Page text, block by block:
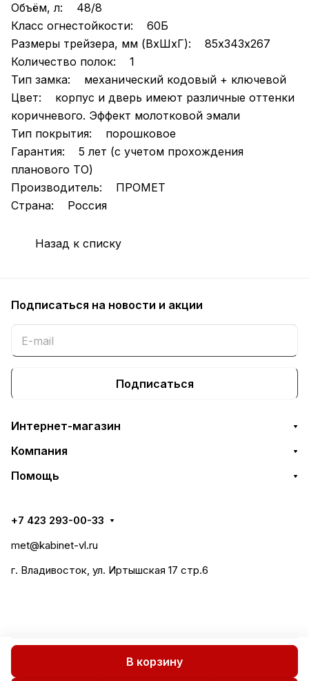
В корзину
Объём, л: 48/8
Класс огнестойкости: 60Б
Размеры трейзера, мм (ВхШхГ): 85х343х267
Количество полок: 1
Тип замка: механический кодовый + ключевой
Цвет: корпус и дверь имеют различные оттенки
коричневого. Эффект молотковой эмали
Тип покрытия: порошковое
Гарантия: 5 лет (с учетом прохождения
планового ТО)
Производитель: ПРОМЕТ
Страна: Россия
Назад к списку
Подписаться на новости и акции
Подписаться
Интернет-магазин
Компания
Помощь
+7 423 293-00-33
met@kabinet-vl.ru
г. Владивосток, ул. Иртышская 17 стр.6
Все права защищены 2018-2026 © СтилМет